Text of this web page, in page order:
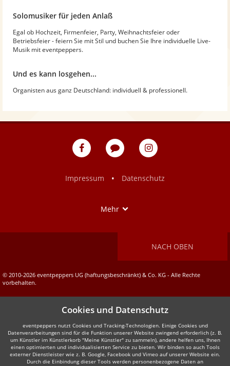
Solomusiker für jeden Anlaß
Egal ob Hochzeit, Firmenfeier, Party, Weihnachtsfeier oder
Betriebsfeier - feiern Sie mit Stil und buchen Sie Ihre individuelle Live-
Musik mit eventpeppers.
Und es kann losgehen...
Organisten aus ganz Deutschland: individuell & professionell.
eventpeppers
Blog
eventpeppers
Impressum
• Datenschutz
Mehr
NACH OBEN
© 2010-2026 eventpeppers UG (haftungsbeschränkt) & Co. KG - Alle Rechte
vorbehalten.
Cookies und Datenschutz
eventpeppers nutzt Cookies und Tracking-Technologien. Einige Cookies und
Datenverarbeitungen sind für die Funktion unserer Website zwingend erforderlich (z. B.
um Künstler im Künstlerkorb "Meine Künstler" zu sammeln), andere helfen uns, Ihnen
einen optimierten und individualisierten Service zu bieten. Wir binden so auch Tools
externer Dienstleister wie z. B. Google, Facebook und Vimeo auf unserer Website ein.
Durch die Einbindung dieser Tools werden personenbezogene Daten an